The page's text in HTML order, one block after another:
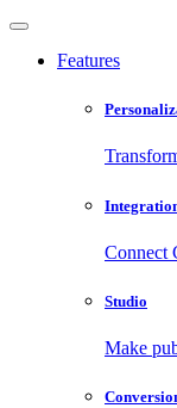
Features
Connect
Studio
Make